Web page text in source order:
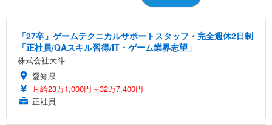
「27卒」ゲームテクニカルサポートスタッフ・完全週休2日制
「正社員/QAスキル習得/IT・ゲーム業界志望」
株式会社大斗
愛知県
月給23万1,000円～32万7,400円
正社員